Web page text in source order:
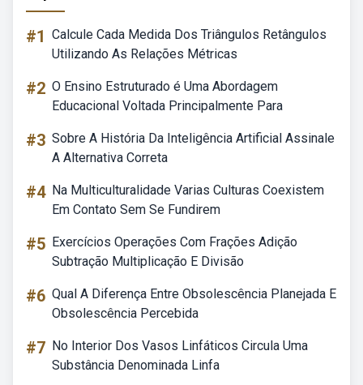
#1 Calcule Cada Medida Dos Triângulos Retângulos
Utilizando As Relações Métricas
#2 O Ensino Estruturado é Uma Abordagem
Educacional Voltada Principalmente Para
#3 Sobre A História Da Inteligência Artificial Assinale
A Alternativa Correta
#4 Na Multiculturalidade Varias Culturas Coexistem
Em Contato Sem Se Fundirem
#5 Exercícios Operações Com Frações Adição
Subtração Multiplicação E Divisão
#6 Qual A Diferença Entre Obsolescência Planejada E
Obsolescência Percebida
#7 No Interior Dos Vasos Linfáticos Circula Uma
Substância Denominada Linfa